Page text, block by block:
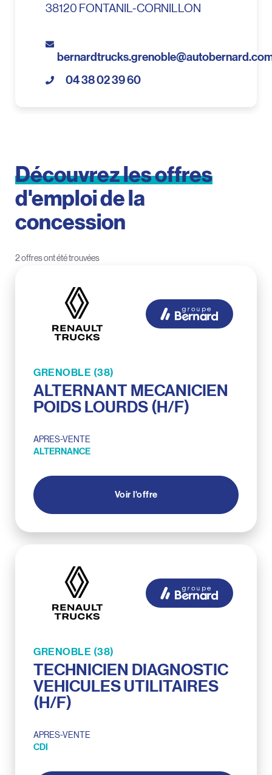
38120 FONTANIL-CORNILLON
04 38 02 39 60
Découvrezlesoffres
d'emploide la
concession
2 offres ont été trouvées
GRENOBLE (38)
ALTERNANT MECANICIEN
POIDS LOURDS (H/F)
APRES-VENTE
ALTERNANCE
Voir l'offre
GRENOBLE (38)
TECHNICIEN DIAGNOSTIC
VEHICULES UTILITAIRES
(H/F)
APRES-VENTE
CDI